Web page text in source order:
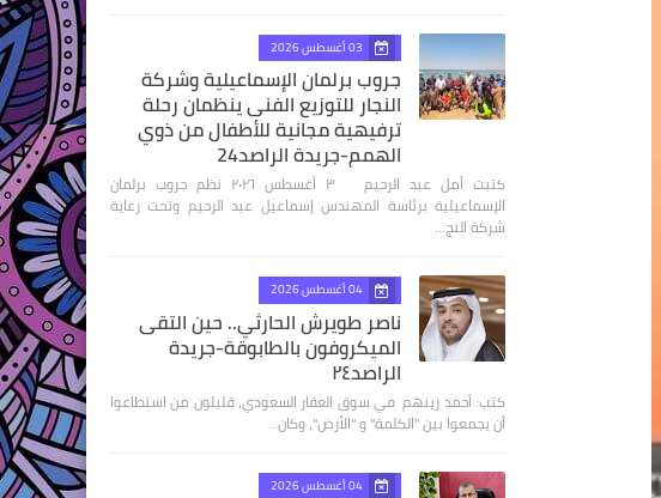
03 أغسطس 2026
جروب برلمان الإسماعيلية وشركة
النجار للتوزيع الفنى ينظمان رحلة
ترفيهية مجانية للأطفال من ذوي
الهمم-جريدة الراصد24
كتبت أمل عبد الرحيم ٣ أغسطس ٢٠٢٦ نظم جروب برلمان
الإسماعيلية برئاسة المهندس إسماعيل عبد الرحيم وتحت رعاية
شركة النج…
04 أغسطس 2026
ناصر طويرش الحارثي.. حين التقى
الميكروفون بالطابوقة-جريدة
الراصد٢٤
كتب: أحمد زينهم في سوق العقار السعودي، قليلون من استطاعوا
أن يجمعوا بين "الكلمة" و "الأرض"، وكان…
04 أغسطس 2026